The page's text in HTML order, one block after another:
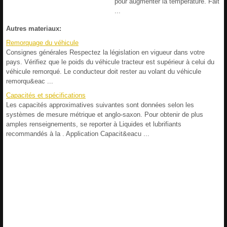
Autres materiaux:
Remorquage du véhicule
Consignes générales Respectez la législation en vigueur dans votre
pays. Vérifiez que le poids du véhicule tracteur est supérieur à celui du
véhicule remorqué. Le conducteur doit rester au volant du véhicule
remorqu&eac ...
Capacités et spécifications
Les capacités approximatives suivantes sont données selon les
systèmes de mesure métrique et anglo-saxon. Pour obtenir de plus
amples renseignements, se reporter à Liquides et lubrifiants
recommandés à la . Application Capacit&eacu ...